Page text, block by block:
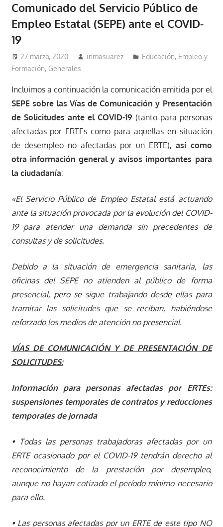
Comunicado del Servicio Público de
Empleo Estatal (SEPE) ante el COVID-
19
27 marzo, 2020 inmasuarez
Educación, Empleo y
Formación, Generales
Incluimos a continuación la comunicación emitida por el
SEPE sobre las Vías de Comunicación y Presentación
de Solicitudes ante el COVID-19 (tanto para personas
afectadas por ERTEs como para aquellas en situación
de desempleo no afectadas por un ERTE), así como
otra información general y avisos importantes para
la ciudadanía:
«El Servicio Público de Empleo Estatal está actuando
ante la situación provocada por la evolución del COVID-
19 para atender una demanda sin precedentes de
consultas y de solicitudes.
Debido a la situación de emergencia sanitaria, las
oficinas del SEPE no atienden al público de forma
presencial, pero se sigue trabajando desde ellas para
tramitar las solicitudes que se reciban, habiéndose
reforzado los medios de atención no presencial.
VÍAS DE COMUNICACIÓN Y DE PRESENTACIÓN DE
SOLICITUDES:
Información para personas afectadas por ERTEs:
suspensiones temporales de contratos y reducciones
temporales de jornada
• Todas las personas trabajadoras afectadas por un
ERTE ocasionado por el COVID-19 tendrán derecho al
reconocimiento de la prestación por desempleo,
aunque no hayan cotizado el período mínimo necesario
para ello.
• Las personas afectadas por un ERTE de este tipo NO